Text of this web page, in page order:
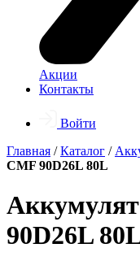
Акции
Контакты
Войти
Главная /Каталог /
CMF 90D26L 80L
90D26L